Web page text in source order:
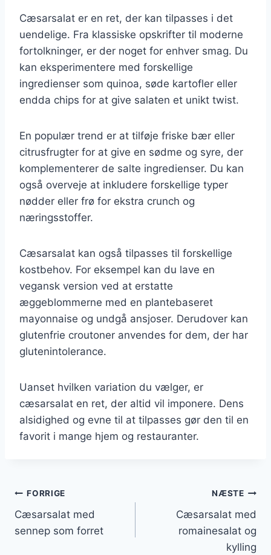
Cæsarsalat er en ret, der kan tilpasses i det
uendelige. Fra klassiske opskrifter til moderne
fortolkninger, er der noget for enhver smag. Du
kan eksperimentere med forskellige
ingredienser som quinoa, søde kartofler eller
endda chips for at give salaten et unikt twist.
En populær trend er at tilføje friske bær eller
citrusfrugter for at give en sødme og syre, der
komplementerer de salte ingredienser. Du kan
også overveje at inkludere forskellige typer
nødder eller frø for ekstra crunch og
næringsstoffer.
Cæsarsalat kan også tilpasses til forskellige
kostbehov. For eksempel kan du lave en
vegansk version ved at erstatte
æggeblommerne med en plantebaseret
mayonnaise og undgå ansjoser. Derudover kan
glutenfrie croutoner anvendes for dem, der har
glutenintolerance.
Uanset hvilken variation du vælger, er
cæsarsalat en ret, der altid vil imponere. Dens
alsidighed og evne til at tilpasses gør den til en
favorit i mange hjem og restauranter.
Indlægsnavigation
FORRIGE
Cæsarsalat med
sennep som forret
NÆSTE
Cæsarsalat med
romainesalat og
kylling